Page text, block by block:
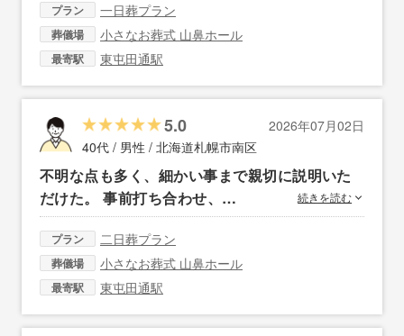
プラン 一日葬プラン
葬儀場 小さなお葬式 山鼻ホール
最寄駅 東屯田通駅
5.0
2026年07月02日
40代 / 男性 / 北海道札幌市南区
不明な点も多く、細かい事まで親切に説明いた
だけた。 事前打ち合わせ、…
続きを読む
プラン 二日葬プラン
葬儀場 小さなお葬式 山鼻ホール
最寄駅 東屯田通駅